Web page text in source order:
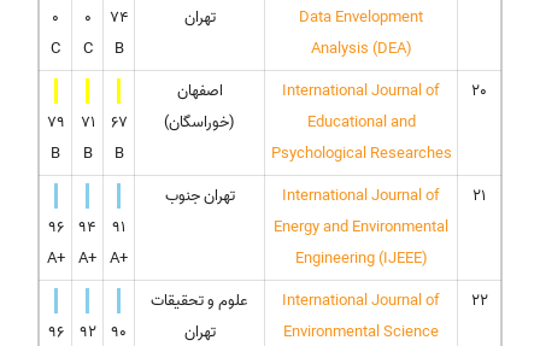
Data Envelopment
Analysis (DEA)
تهران
74
B
0
C
0
C
20
International Journal of
Educational and
Psychological Researches
اصفهان
(خوراسگان)
67
B
71
B
79
B
21
International Journal of
Energy and Environmental
Engineering (IJEEE)
تهران جنوب
91
A+
94
A+
96
A+
22
International Journal of
Environmental Science
علوم و تحقیقات
تهران
90
92
96